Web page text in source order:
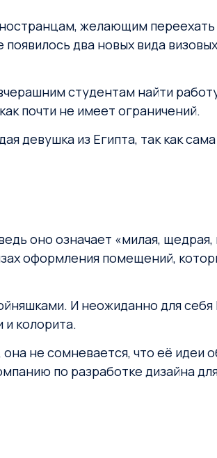
желающим переехать
появилось два новых вида
студентам найти
почти не имеет ограничений.
девушка из Египта, так как
оно означает «милая,
оформления помещений,
И неожиданно для
и колорита.
не сомневается, что её идеи
по разработке дизайна